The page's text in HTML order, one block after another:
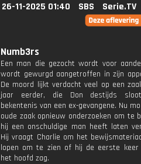
26-11-2025 01:40 SBS Serie.TV
Numb3rs
Een man die gezocht wordt voor
wordt gewurgd aangetroffen in zijn
De moord lijkt verdacht veel op een
jaar eerder, die Don destijds
bekentenis van een ex-gevangene. Nu
oude zaak opnieuw onderzoeken om te
hij een onschuldige man heeft laten
Hij vraagt ​​Charlie om het
lopen om te zien of hij de eerste
het hoofd zag.